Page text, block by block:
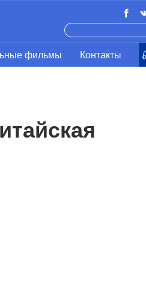
фильмы Контакты